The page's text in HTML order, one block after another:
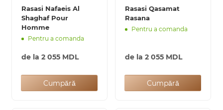
Rasasi Nafaeis Al
Shaghaf Pour
Homme
Pentru a comanda
de la 2 055 MDL
Cumpără
Rasasi Qasamat
Rasana
Pentru a comanda
de la 2 055 MDL
Cumpără